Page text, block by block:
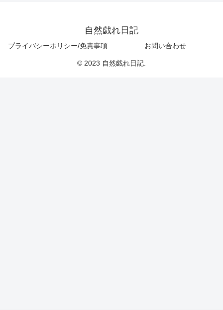
自然戯れ日記
プライバシーポリシー/免責事項 お問い合わせ
© 2023 自然戯れ日記.